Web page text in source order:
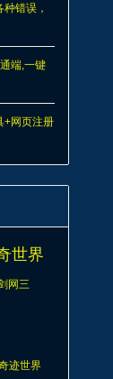
错误，
端,一键
+网页注册
世界
网三
迹世界